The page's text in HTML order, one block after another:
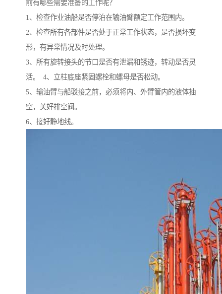
前有哪些需要准备的工作呢？
1、检查作业油船是否停泊在输油臂额定工作范围内。
2、检查所有各部件是否处于正常工作状态，是否损坏变
形，有异常情况及时处理。
3、所有旋转接头的节口是否有泄漏和锈迹，转动是否灵
活。 4、立柱底座紧固螺栓和螺母是否松动。
5、输油臂与船驳接之前，必须将内、外臂管内的液体抽
空，关好排空阀。
6、接好静地线。